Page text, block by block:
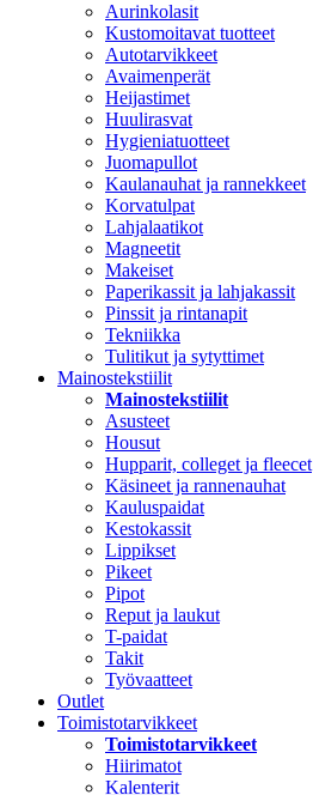
Aurinkolasit
Kustomoitavat tuotteet
Autotarvikkeet
Avaimenperät
Heijastimet
Huulirasvat
Hygieniatuotteet
Juomapullot
Kaulanauhat ja rannekkeet
Korvatulpat
Lahjalaatikot
Magneetit
Makeiset
Paperikassit ja lahjakassit
Pinssit ja rintanapit
Tekniikka
Tulitikut ja sytyttimet
Mainostekstiilit
Mainostekstiilit
Asusteet
Housut
Hupparit, colleget ja fleecet
Käsineet ja rannenauhat
Kauluspaidat
Kestokassit
Lippikset
Pikeet
Pipot
Reput ja laukut
T-paidat
Takit
Työvaatteet
Outlet
Toimistotarvikkeet
Toimistotarvikkeet
Hiirimatot
Kalenterit